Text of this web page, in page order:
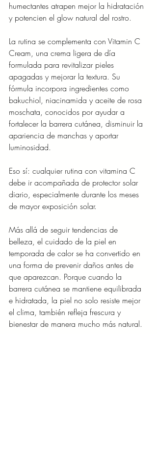
humectantes atrapen mejor la hidratación
y potencien el glow natural del rostro.
La rutina se complementa con Vitamin C
Cream, una crema ligera de día
formulada para revitalizar pieles
apagadas y mejorar la textura. Su
fórmula incorpora ingredientes como
bakuchiol, niacinamida y aceite de rosa
moschata, conocidos por ayudar a
fortalecer la barrera cutánea, disminuir la
apariencia de manchas y aportar
luminosidad.
Eso sí: cualquier rutina con vitamina C
debe ir acompañada de protector solar
diario, especialmente durante los meses
de mayor exposición solar.
Más allá de seguir tendencias de
belleza, el cuidado de la piel en
temporada de calor se ha convertido en
una forma de prevenir daños antes de
que aparezcan. Porque cuando la
barrera cutánea se mantiene equilibrada
e hidratada, la piel no solo resiste mejor
el clima, también refleja frescura y
bienestar de manera mucho más natural.